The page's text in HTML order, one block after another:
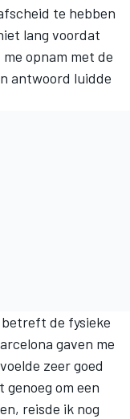
te hebben
lang voordat
opnam met de
antwoord luidde
de fysieke
gaven me
zeer goed
om een
reisde ik nog